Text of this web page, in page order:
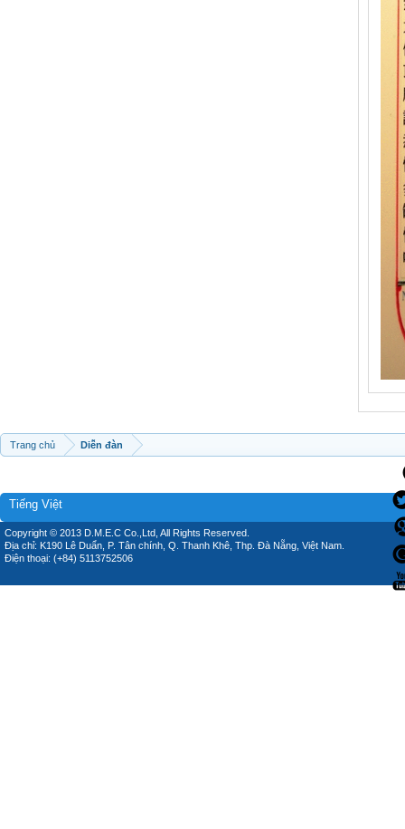
Trang chủ Diễn đàn
Tiếng Việt
Copyright © 2013 D.M.E.C Co.,Ltd, All Rights Reserved.
Địa chỉ: K190 Lê Duẩn, P. Tân chính, Q. Thanh Khê, Thp. Đà Nẵng, Việt Nam.
Điện thoại: (+84) 5113752506